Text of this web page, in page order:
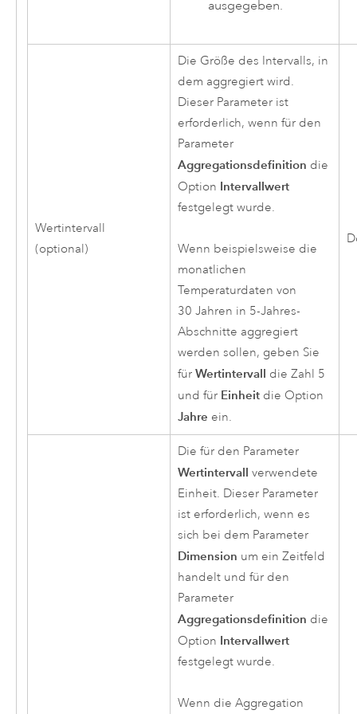
ausgegeben.
Wertintervall
(optional)
Die Größe des Intervalls, in
dem aggregiert wird.
Dieser Parameter ist
erforderlich, wenn für den
Parameter
Aggregationsdefinition die
Option Intervallwert
festgelegt wurde.
Wenn beispielsweise die
monatlichen
Temperaturdaten von
30 Jahren in 5-Jahres-
Abschnitte aggregiert
werden sollen, geben Sie
für Wertintervall die Zahl 5
und für Einheitdie Option
Jahre ein.
Die für den Parameter
Wertintervall verwendete
Einheit. Dieser Parameter
ist erforderlich, wenn es
sich bei dem Parameter
Dimension um ein Zeitfeld
handelt und für den
Parameter
Aggregationsdefinition die
Option Intervallwert
festgelegt wurde.
Wenn die Aggregation